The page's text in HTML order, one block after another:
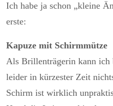
Ich habe ja schon „kleine
erste:
Kapuze mit Schirmmütze
Als Brillenträgerin kann ich
leider in kürzester Zeit
Schirm ist wirklich